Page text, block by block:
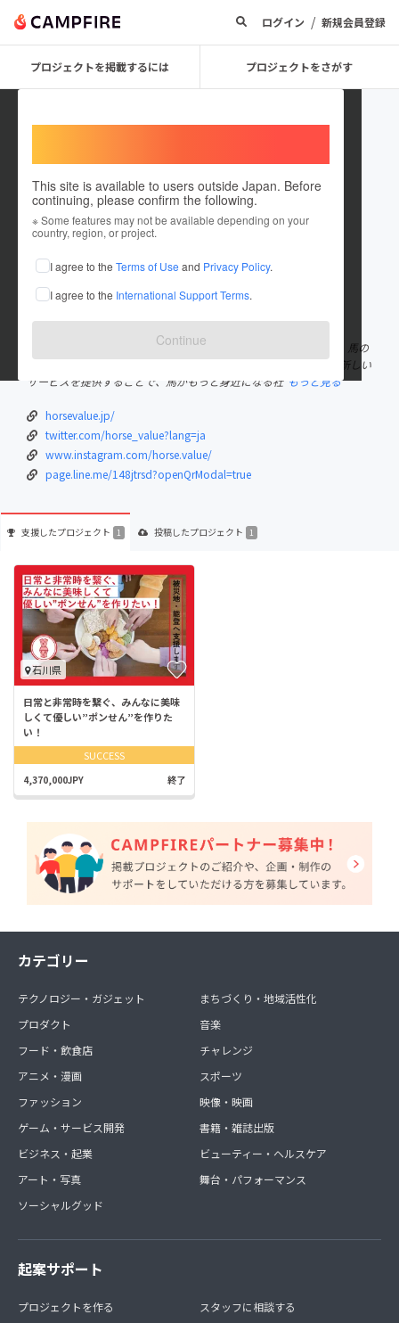
ログイン / 新規会員登録
プロジェクトを掲載するには プロジェクトをさがす
This site is available to users outside Japan. Before
continuing, please confirm the following.
※ Some features may not be available depending on your
country, region, or project.
I agree to the Terms of Use and Privacy Policy.
I agree to the International Support Terms.
Continue
Horse Value
これまでに1回支援して1件のプロジェクトを投稿しています
在住国：日本 現在地：福島県
出身国：日本 出身地：未設定
「馬の社会価値を高める」というミッションのもと設立しました。馬の
まち・南相馬市で活動しています🐴 馬の魅力を最大限に引き出し新しい
サービスを提供することで、馬がもっと身近になる社 もっと見る
horsevalue.jp/
twitter.com/horse_value?lang=ja
www.instagram.com/horse.value/
page.line.me/148jtrsd?openQrModal=true
支援したプロジェクト 1 投稿したプロジェクト 1
石川県
日常と非常時を繋ぐ、みんなに美味
しくて優しい”ポンせん”を作りた
い！
SUCCESS
4,370,000JPY 終了
カテゴリー
テクノロジー・ガジェット
プロダクト
フード・飲食店
アニメ・漫画
ファッション
ゲーム・サービス開発
ビジネス・起業
アート・写真
ソーシャルグッド
まちづくり・地域活性化
音楽
チャレンジ
スポーツ
映像・映画
書籍・雑誌出版
ビューティー・ヘルスケア
舞台・パフォーマンス
起案サポート
プロジェクトを作る
スタッフに相談する